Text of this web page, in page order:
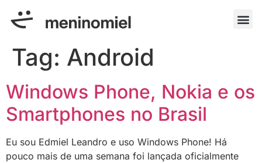
Tag: Android
Windows Phone, Nokia e os
Smartphones no Brasil
Eu sou Edmiel Leandro e uso Windows Phone! Há
pouco mais de uma semana foi lançada oficialmente